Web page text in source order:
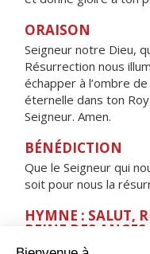
ORAISON
Seigneur notre Dieu,
Résurrection nous
échapper à l’ombre
éternelle dans ton
Seigneur. Amen.
BÉNÉDICTION
Que le Seigneur qui
soit pour nous la
HYMNE : SALUT,
REINE DES ANGES
Salut, Reine des cieux